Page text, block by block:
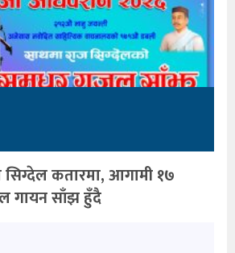
सिग्देल कतारमा, आगामी १७
गायन साँझ हुँदै